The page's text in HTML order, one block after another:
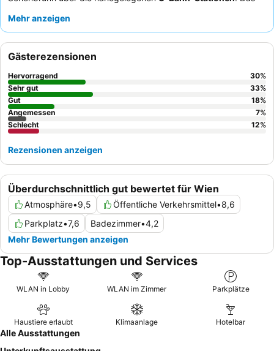
Klimaanlagefür einen komfortablen Aufenthalt. Die Gäste loben
Rezeption
sowie die vielfältigen, frischen Optionen am
Frühstücksbuffet. Für ein ruhigeres Erlebnis können Gäste ein
Zimmer mit Gartenblick anfragen.
Mehr anzeigen
Überdurchschnittlich gut bewertet für Wien
Atmosphäre•9,5 Öffentliche Verkehrsmittel•8,6
Parkplatz•7,6 Badezimmer•4,2
Mehr Bewertungen anzeigen
Gästerezensionen
Hervorragend 30%
Sehr gut
33%
Gut
18%
Angemessen
7%
Schlecht
12%
Rezensionen anzeigen
Top-Ausstattungen und Services
WLAN in Lobby WLAN im Zimmer Parkplätze
Haustiere erlaubt Klimaanlage Hotelbar
Alle Ausstattungen